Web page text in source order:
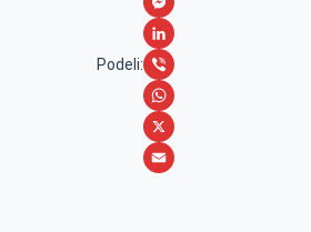
Podeli:
a
c
e
b
o
M
e
s
s
e
L
i
n
k
V
i
b
W
h
X